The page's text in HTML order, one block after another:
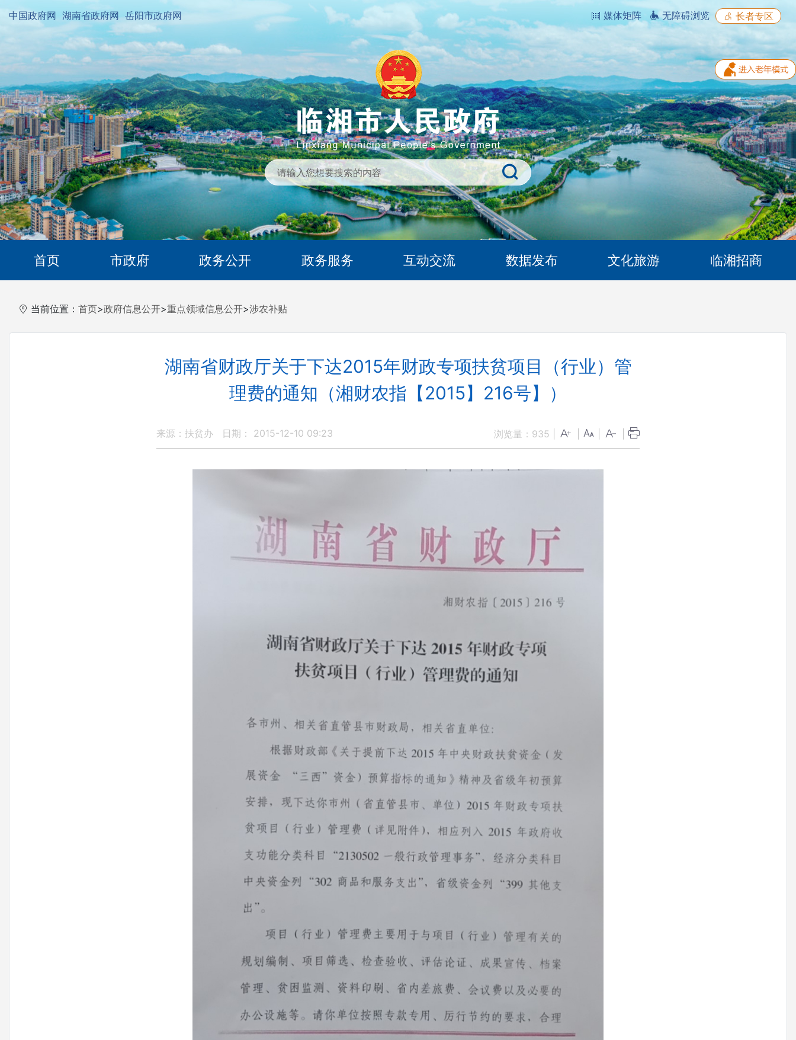
中国政府网 湖南省政府网 岳阳市政府网 媒体矩阵 无障碍浏览 长者专区
首页 市政府 政务公开 政务服务 互动交流 数据发布 文化旅游 临湘招商
当前位置： 首页>政府信息公开>重点领域信息公开>涉农补贴
湖南省财政厅关于下达2015年财政专项扶贫项目（行业）管
理费的通知（湘财农指【2015】216号】）
来源：扶贫办 日期： 2015-12-10 09:23 浏览量： 935